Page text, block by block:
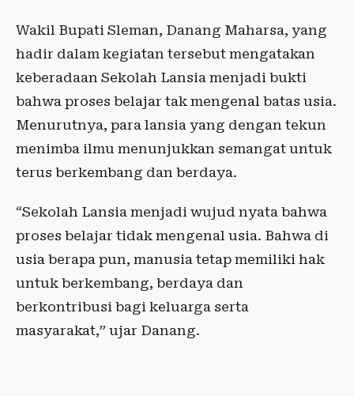
Wakil Bupati Sleman, Danang Maharsa, yang
hadir dalam kegiatan tersebut mengatakan
keberadaan Sekolah Lansia menjadi bukti
bahwa proses belajar tak mengenal batas usia.
Menurutnya, para lansia yang dengan tekun
menimba ilmu menunjukkan semangat untuk
terus berkembang dan berdaya.
“Sekolah Lansia menjadi wujud nyata bahwa
proses belajar tidak mengenal usia. Bahwa di
usia berapa pun, manusia tetap memiliki hak
untuk berkembang, berdaya dan
berkontribusi bagi keluarga serta
masyarakat,” ujar Danang.